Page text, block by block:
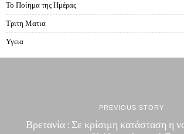
Το Ποίημα της Ημέρας
Τριτη Ματια
Υγεια
PREVIOUS STORY
Βρετανία : Σε κρίσιμη κατάσταση η